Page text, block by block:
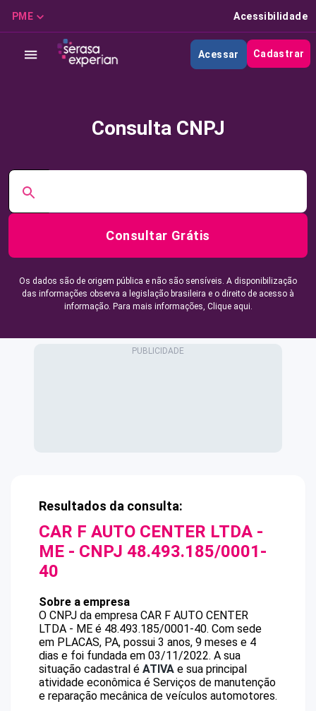
PME Acessibilidade
Acessar Cadastrar
Consulta CNPJ
Consultar Grátis
Os dados são de origem pública e não são sensíveis. A disponibilização
das informações observa a legislação brasileira e o direito de acesso à
informação. Para mais informações, Clique aqui.
Resultados da consulta:
CAR F AUTO CENTER LTDA -
ME - CNPJ 48.493.185/0001-
40
Sobre a empresa
O CNPJ da empresa CAR F AUTO CENTER
LTDA - ME é 48.493.185/0001-40. Com sede
em PLACAS, PA, possui 3 anos, 9 meses e 4
dias e foi fundada em 03/11/2022. A sua
situação cadastral é ATIVA e sua principal
atividade econômica é Serviços de manutenção
e reparação mecânica de veículos automotores.